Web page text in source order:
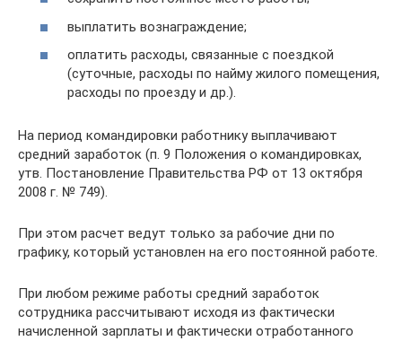
выплатить вознаграждение;
оплатить расходы, связанные с поездкой
(суточные, расходы по найму жилого помещения,
расходы по проезду и др.).
На период командировки работнику выплачивают
средний заработок (п. 9 Положения о командировках,
утв. Постановление Правительства РФ от 13 октября
2008 г. № 749).
При этом расчет ведут только за рабочие дни по
графику, который установлен на его постоянной работе.
При любом режиме работы средний заработок
сотрудника рассчитывают исходя из фактически
начисленной зарплаты и фактически отработанного